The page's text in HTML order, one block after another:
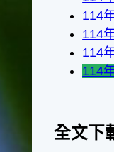
114
114
114
114
全文下